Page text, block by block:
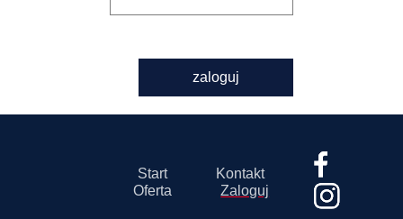
zaloguj
Start
Kontakt
Oferta
Zaloguj